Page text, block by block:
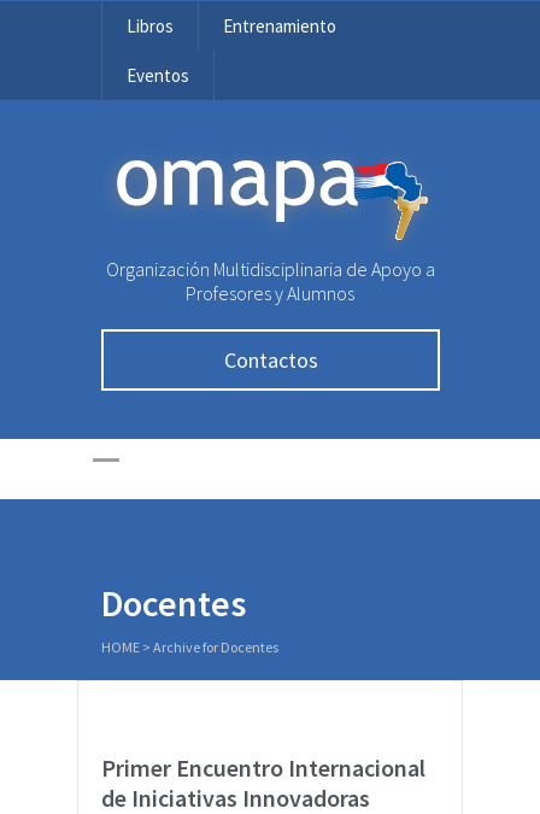
Libros Entrenamiento
Eventos
OMAPA
Organización Multidisciplinaria de Apoyo a
Profesores y Alumnos
Contactos
Docentes
HOME > Archive for Docentes
Primer Encuentro Internacional
de Iniciativas Innovadoras